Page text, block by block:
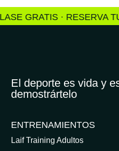
· RESERVA TU
El deporte es vida y
demostrártelo
ENTRENAMIENTOS
Laif Training Adultos